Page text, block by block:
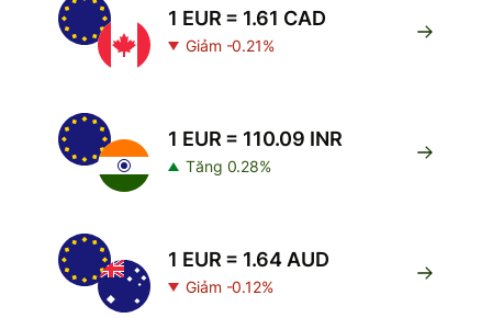
1 EUR = 1.61 CAD
Giảm -0.21%
1 EUR = 110.09 INR
Tăng 0.28%
1 EUR = 1.64 AUD
Giảm -0.12%